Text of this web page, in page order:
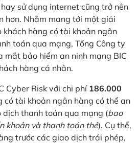
sử dụng internet cũng trở nên
hơn. Nhằm mang tới một giải
khách hàng có tài khoản ngân
toán qua mạng, Tổng Công ty
mắt bảo hiểm an ninh mạng BIC
hàng cá nhân.
Cyber Risk với chi phí 186.000
có tài khoản ngân hàng có thể an
thanh toán qua mạng (bao
khoản và thanh toán thẻ). Cụ thể,
trước các giao dịch trái phép,